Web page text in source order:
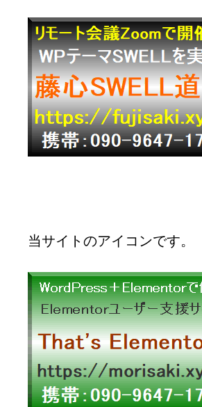
当サイトのアイコンです。